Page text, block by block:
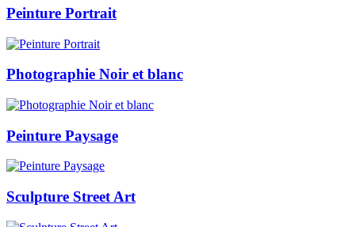
Peinture Portrait
Photographie Noir et blanc
Peinture Paysage
Sculpture Street Art